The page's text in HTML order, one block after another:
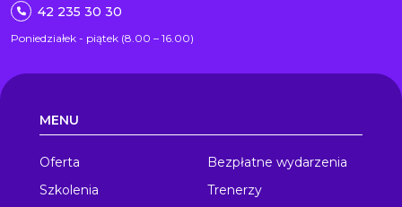
42 235 30 30
Poniedziałek - piątek (8.00 – 16.00)
MENU
Oferta
Szkolenia
Bezpłatne wydarzenia
Trenerzy